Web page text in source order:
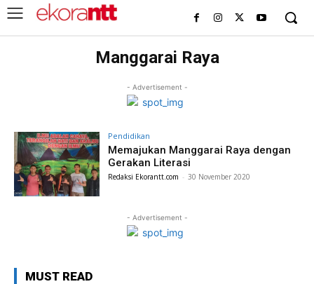
Manggarai Raya
- Advertisement -
Pendidikan
Memajukan Manggarai Raya dengan
Gerakan Literasi
Redaksi Ekorantt.com - 30 November 2020
- Advertisement -
MUST READ